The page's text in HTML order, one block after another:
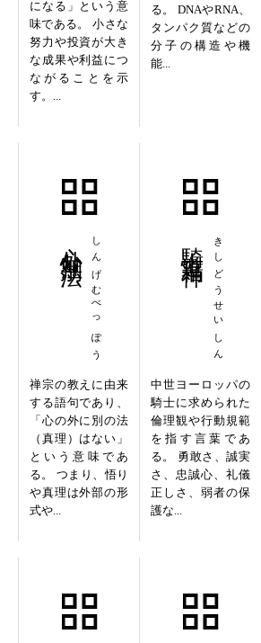
になる」という意
味である。 小さな
努力や投資が大き
な成果や利益につ
ながることを示
す。...
る。 DNAやRNA、
タンパク質などの
分子の構造や機
能...
しんげむべっぽう
禅宗の教えに由来
する語句であり、
「心の外に別の法
（真理）はない」
という意味であ
る。 つまり、悟り
や真理は外部の形
式や...
きしどうせいしん
中世ヨーロッパの
騎士に求められた
倫理観や行動規範
を指す言葉であ
る。 勇敢さ、誠実
さ、忠誠心、礼儀
正しさ、弱者の保
護な...